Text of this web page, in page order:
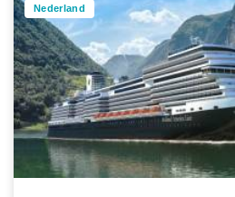
Nederland